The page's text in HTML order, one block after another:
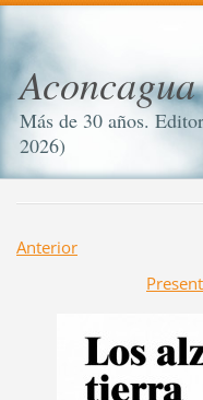
Más de 30 años.
2026)
Anterior